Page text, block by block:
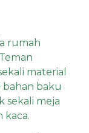
rumah
material
bahan baku
sekali meja
kaca.